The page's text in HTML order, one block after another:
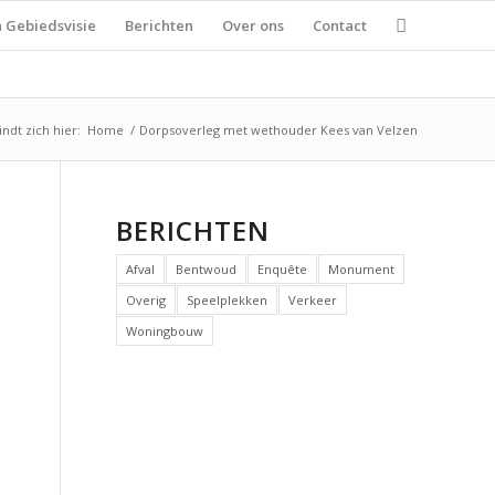
Gebiedsvisie Berichten Over ons Contact
zich hier: Home / Dorpsoverleg met wethouder Kees van Velzen
BERICHTEN
Afval Bentwoud Enquête
Monument
Overig
Speelplekken
Verkeer
Woningbouw